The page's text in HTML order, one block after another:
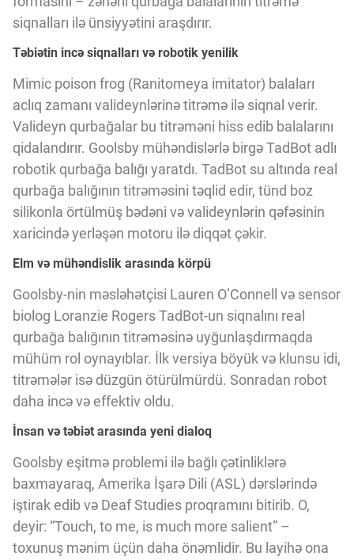
Haqqımızda
Vizyoner Baxışı
Innovasiya Bələdçisi
Gələcəyin Təhlili
Podkastlar
siqnalları ilə ünsiyyətini araşdırır.
Təbiətin incə siqnalları və robotik yenilik
Mimic poison frog (Ranitomeya imitator) balaları
aclıq zamanı valideynlərinə titrəmə ilə siqnal verir.
Valideyn qurbağalar bu titrəməni hiss edib balalarını
qidalandırır. Goolsby mühəndislərlə birgə TadBot adlı
robotik qurbağa balığı yaratdı. TadBot su altında real
qurbağa balığının titrəməsini təqlid edir, tünd boz
silikonla örtülmüş bədəni və valideynlərin qəfəsinin
xaricində yerləşən motoru ilə diqqət çəkir.
Elm və mühəndislik arasında körpü
Goolsby-nin məsləhətçisi Lauren O’Connell və sensor
biolog Loranzie Rogers TadBot-un siqnalını real
qurbağa balığının titrəməsinə uyğunlaşdırmaqda
mühüm rol oynayıblar. İlk versiya böyük və klunsu idi,
titrəmələr isə düzgün ötürülmürdü. Sonradan robot
daha incə və effektiv oldu.
İnsan və təbiət arasında yeni dialoq
Goolsby eşitmə problemi ilə bağlı çətinliklərə
baxmayaraq, Amerika İşarə Dili (ASL) dərslərində
iştirak edib və Deaf Studies proqramını bitirib. O,
deyir: “Touch, to me, is much more salient” –
toxunuş mənim üçün daha önəmlidir. Bu layihə ona